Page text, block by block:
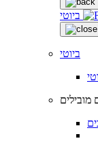
ביוטי
ביוטי
מובילים